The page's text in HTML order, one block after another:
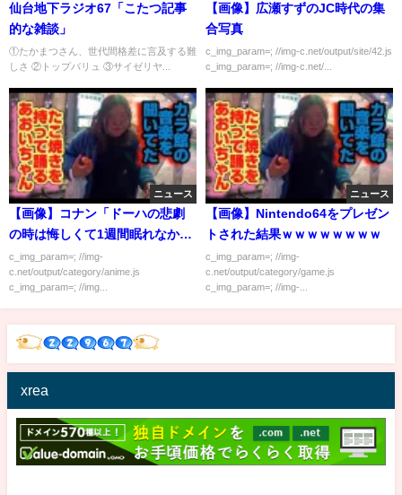
仙台地下ラジオ67「こたつ記事
的な雑談」
①たかまつさん、世代間格差に言及する難
しさ ②トップバリュ ③サイゼリヤ...
【画像】広瀬すずのJC時代の集
合写真
c_img_param=; //img-c.net/output/site/42.js
c_img_param=; //img-c.net/...
ニュース
【画像】コナン「ドーハの悲劇
の時は悔しくて1週間眠れなかっ
た」
c_img_param=; //img-
c.net/output/category/anime.js
c_img_param=; //img...
ニュース
【画像】Nintendo64をプレゼン
トされた結果ｗｗｗｗｗｗｗｗ
c_img_param=; //img-
c.net/output/category/game.js
c_img_param=; //img-...
xrea